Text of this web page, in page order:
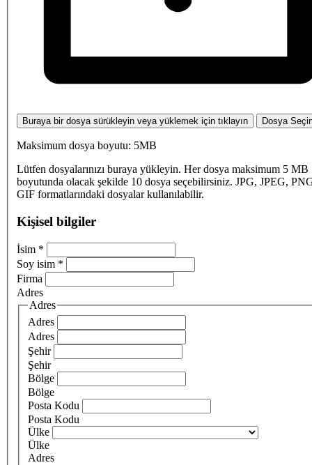
Buraya bir dosya sürükleyin veya yüklemek için tıklayın Dosya
Maksimum dosya boyutu: 5MB
Lütfen dosyalarınızı buraya yükleyin. Her dosya maksimum 5 MB
boyutunda olacak şekilde 10 dosya seçebilirsiniz. JPG, JPEG,
GIF formatlarındaki dosyalar kullanılabilir.
Kişisel bilgiler
İsim *
Soy isim *
Firma
Adres
Adres
Adres
Adres
Şehir
Şehir
Bölge
Bölge
Posta Kodu
Posta Kodu
Ülke
Ülke
Adres